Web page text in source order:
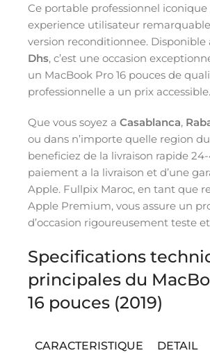
Ce portable professionnel
experience utilisateur
version reconditionnee. Disponible
Dhs, c’est une occasion
un MacBook Pro 16 pouces de
professionnelle a un prix accessible.
Que vous soyez a Casablanca,
ou dans n’importe quelle region
beneficiez de la livraison rapide
paiement a la livraison et d’une
Apple. Fullpix Maroc, en tant que
Apple Premium, vous assure un
d’occasion rigoureusement teste
Specifications
principales du
16 pouces (2019)
CARACTERISTIQUE DETAIL